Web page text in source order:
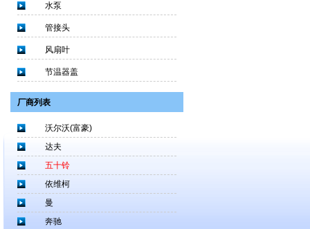
水泵
管接头
风扇叶
节温器盖
厂商列表
沃尔沃(富豪)
达夫
五十铃
依维柯
曼
奔驰